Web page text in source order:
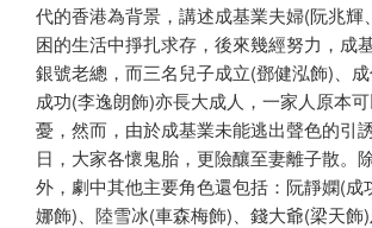
代的香港為背景，講述成基業夫婦(阮兆輝
困的生活中掙扎求存，後來幾經努力，成
銀號老總，而三名兒子成立(鄧健泓飾)、成
成功(李逸朗飾)亦長大成人，一家人原本
憂，然而，由於成基業未能逃出聲色的引
日，大家各懷鬼胎，更險釀至妻離子散。
外，劇中其他主要角色還包括：阮靜嫻(成
娜飾)、陸雪冰(車森梅飾)、錢大爺(梁天飾